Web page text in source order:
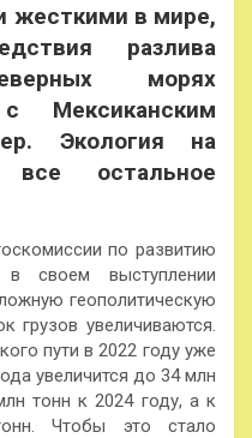
жесткими в мире,
разлива
морях
Мексиканским
Экология на
остальное
по развитию
своем выступлении
геополитическую
грузов увеличиваются.
пути в 2022 году уже
увеличится до 34 млн
тонн к 2024 году, а к
Чтобы это стало